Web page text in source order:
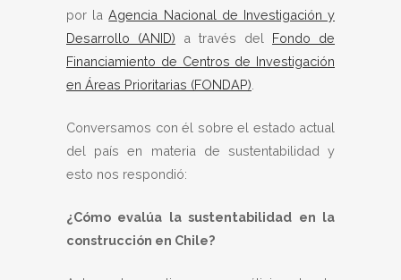
por laAgencia Nacional de Investigación y
Desarrollo (ANID) a través del Fondo de
Financiamiento de Centros de Investigación
en Áreas Prioritarias (FONDAP)
Conversamos con él sobre el estado actual
del país en materia de sustentabilidad y
esto nos respondió:
¿Cómo evalúa la sustentabilidad en la
construcción en Chile?